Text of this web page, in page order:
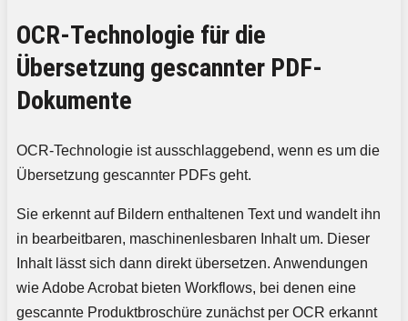
OCR-Technologie für die
Übersetzung gescannter PDF-
Dokumente
OCR-Technologie ist ausschlaggebend, wenn es um die
Übersetzung gescannter PDFs geht.
Sie erkennt auf Bildern enthaltenen Text und wandelt ihn
in bearbeitbaren, maschinenlesbaren Inhalt um. Dieser
Inhalt lässt sich dann direkt übersetzen. Anwendungen
wie Adobe Acrobat bieten Workflows, bei denen eine
gescannte Produktbroschüre zunächst per OCR erkannt